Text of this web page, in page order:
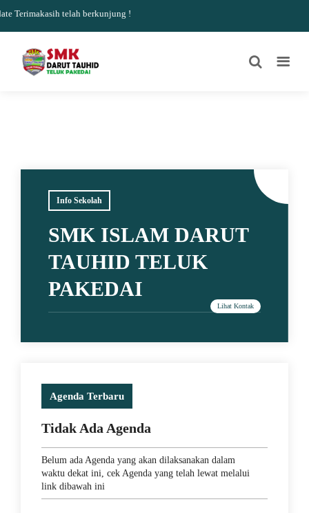
Terimakasih telah berkunjung !
Info Sekolah
SMK ISLAM DARUT
TAUHID TELUK
PAKEDAI
Agenda Terbaru
Tidak Ada Agenda
Belum ada Agenda yang akan dilaksanakan dalam
waktu dekat ini, cek Agenda yang telah lewat melalui
link dibawah ini